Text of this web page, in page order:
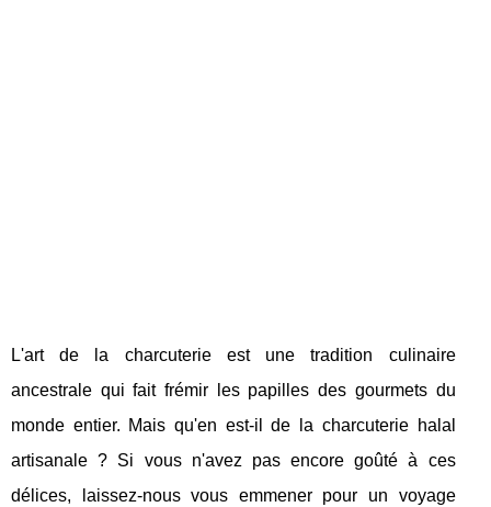
L'art de la charcuterie est une tradition culinaire
ancestrale qui fait frémir les papilles des gourmets du
monde entier. Mais qu'en est-il de la charcuterie halal
artisanale ? Si vous n'avez pas encore goûté à ces
délices, laissez-nous vous emmener pour un voyage